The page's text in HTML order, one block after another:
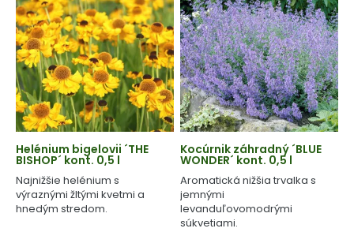
Helénium bigelovii ´THE
BISHOP´ kont. 0,5 l
Najnižšie helénium s
výraznými žltými kvetmi a
hnedým stredom.
Kocúrnik záhradný ´BLUE
WONDER´ kont. 0,5 l
Aromatická nižšia trvalka s
jemnými
levanduľovomodrými
súkvetiami.